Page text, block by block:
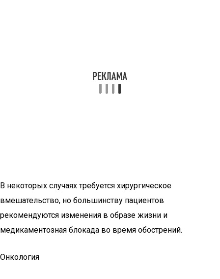
В некоторых случаях требуется хирургическое
вмешательство, но большинству пациентов
рекомендуются изменения в образе жизни и
медикаментозная блокада во время обострений.
Онкология